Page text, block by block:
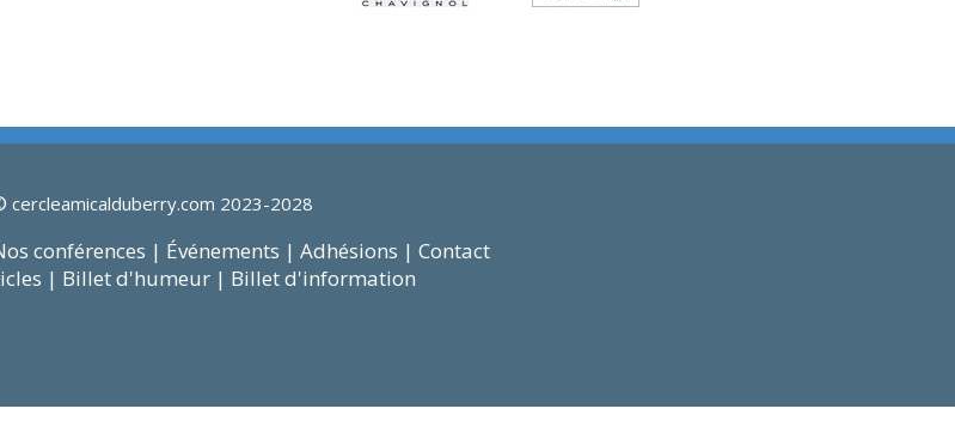
cercleamicalduberry.com 2023-2028
conférences | Événements | Adhésions | Contact
| Billet d'humeur | Billet d'information